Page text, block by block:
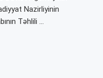
Nazirliyinin
Təhlili …